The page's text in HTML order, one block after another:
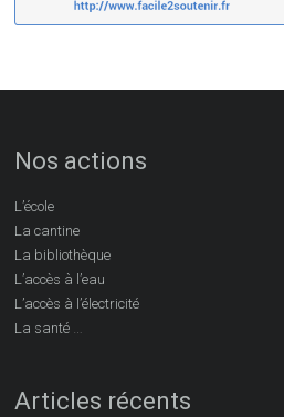
Nos actions
L’école
La cantine
La bibliothèque
L’accès à l’eau
L’accès à l’électricité
La santé …
Articles récents